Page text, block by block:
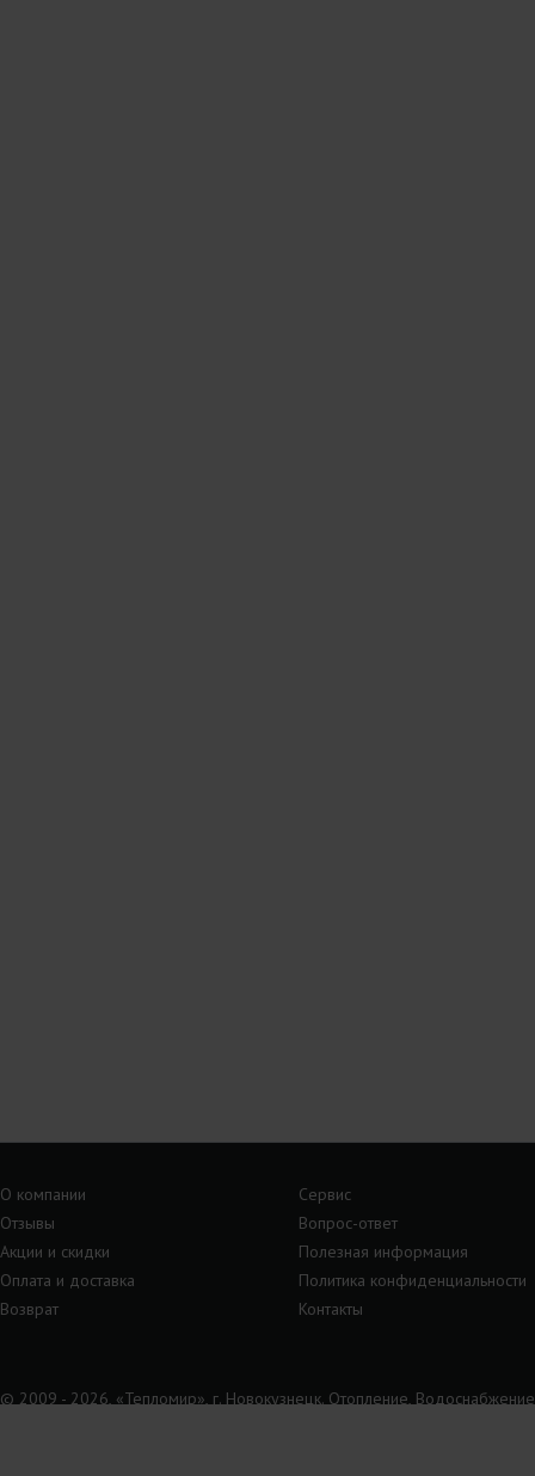
О компании
Сервис
Отзывы
Вопрос-ответ
Акции и скидки
Полезная информация
Оплата и доставка
Политика конфиденциальности
Возврат
Контакты
© 2009 - 2026, «Тепломир», г. Новокузнецк. Отопление,